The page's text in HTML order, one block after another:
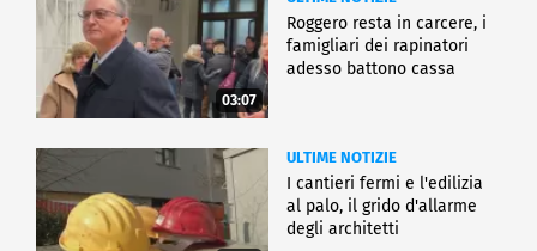
03:07
Roggero resta in carcere, i
famigliari dei rapinatori
adesso battono cassa
ULTIME NOTIZIE
I cantieri fermi e l'edilizia
al palo, il grido d'allarme
degli architetti